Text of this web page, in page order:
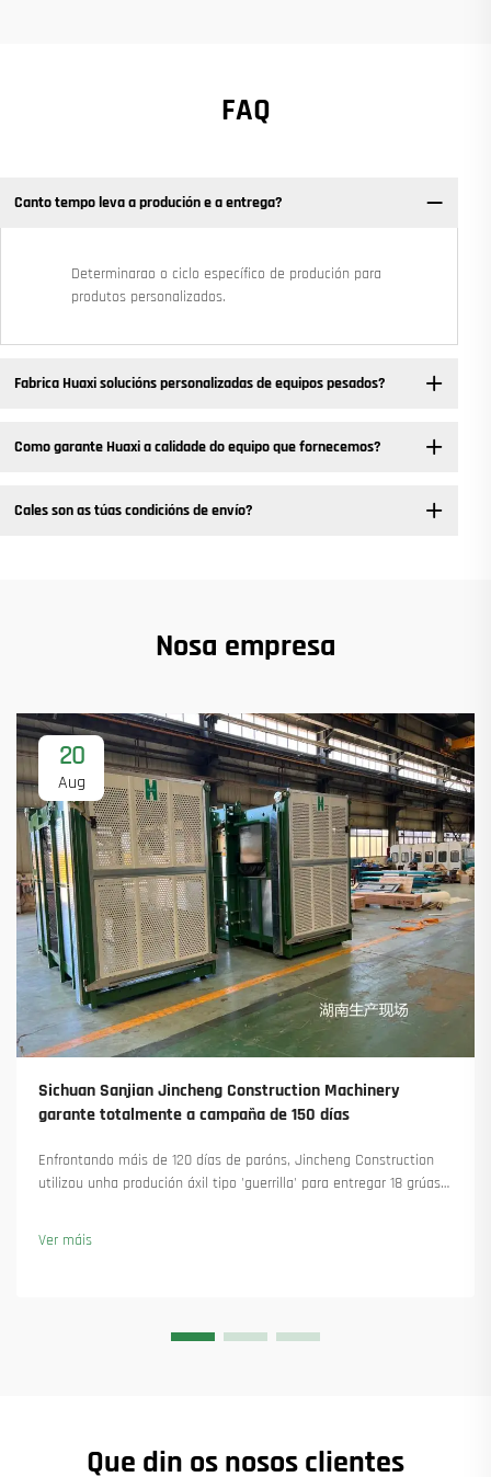
FAQ
Canto tempo leva a produción e a entrega?
Determinarao o ciclo específico de produción para
produtos personalizados.
Fabrica Huaxi solucións personalizadas de equipos pesados? ​
Como garante Huaxi a calidade do equipo que fornecemos?
Cales son as túas condicións de envío?
Nosa empresa
20
Aug
Sichuan Sanjian Jincheng Construction Machinery
garante totalmente a campaña de 150 días
Enfrontando máis de 120 días de paróns, Jincheng Construction
utilizou unha produción áxil tipo 'guerrilla' para entregar 18 grúas
manteu a produción en marcha. Saiba máis.
Ver máis
Que din os nosos clientes